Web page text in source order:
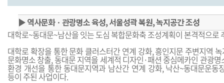
▶역사문화ㆍ관광명소 육성, 서울성곽 복원, 녹지공간 조성
대학로~동대문~남산을 잇는 도심 복합문화축 조성계획이 본격적으로
대학로 확장을 통한 문화 클러스터간 연계 강화, 흥인지문 주변지역
문화명소 창출, 동대문 지역을 세계적 디자인·패션 중심메카인 관광
환경 개선을 통한 동대문지역과 남산간 연계 강화, 낙산~동대문운동
등이 주된 사업이다.